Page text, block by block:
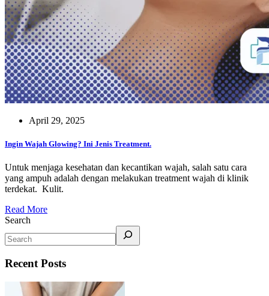
April 29, 2025
Ingin Wajah Glowing? Ini Jenis Treatment.
Untuk menjaga kesehatan dan kecantikan wajah, salah satu cara
yang ampuh adalah dengan melakukan treatment wajah di klinik
terdekat. Kulit.
Read More
Search
Recent Posts